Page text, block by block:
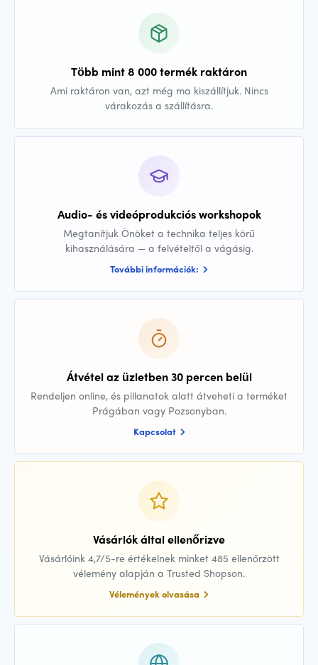
Több mint 8 000 termék raktáron
Ami raktáron van, azt még ma kiszállítjuk. Nincs
várakozás a szállításra.
Audio- és videóprodukciós workshopok
Megtanítjuk Önöket a technika teljes körű
kihasználására — a felvételtől a vágásig.
További információk:
Átvétel az üzletben 30 percen belül
Rendeljen online, és pillanatok alatt átveheti a terméket
Prágában vagy Pozsonyban.
Kapcsolat
Vásárlók által ellenőrizve
Vásárlóink 4,7/5-re értékelnek minket 485 ellenőrzött
vélemény alapján a Trusted Shopson.
Vélemények olvasása